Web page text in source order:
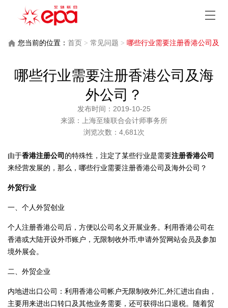
您当前的位置： 首页 > 常见问题 > 哪些行业需要注册香港公司及
海外公司？
哪些行业需要注册香港公司及海
外公司？
发布时间：2019-10-25
来源：上海至臻联合会计师事务所
浏览次数：4,681次
由于香港注册公司 的特殊性，注定了某些行业是需要注册香港公司
来经营发展的，那么，哪些行业需要注册香港公司及海外公司？
外贸行业
一、个人外贸创业
个人注册香港公司后，方便以公司名义开展业务。利用香港公司在
香港或大陆开设外币账户，无限制收外币;申请外贸网站会员及参加
境外展会。
二、外贸企业
内地进出口公司：利用香港公司帐户无限制收外汇,外汇进出自由，
主要用来进出口转口及其他业务需要，还可获得出口退税。随着贸